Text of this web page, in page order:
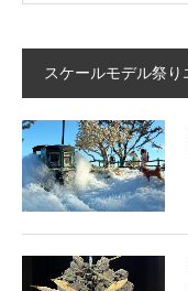
スケールモデル祭
プ）